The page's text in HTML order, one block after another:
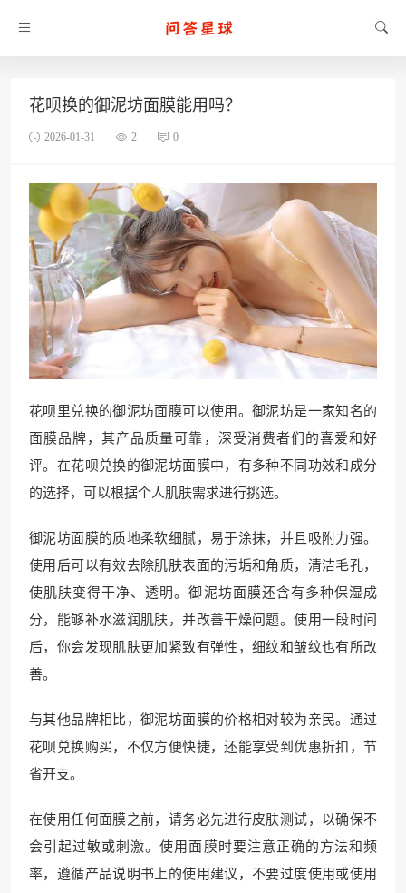
花呗换的御泥坊面膜能用吗？
2026-01-31 2 0
花呗里兑换的御泥坊面膜可以使用。御泥坊是一家知名的
面膜品牌，其产品质量可靠，深受消费者们的喜爱和好
评。在花呗兑换的御泥坊面膜中，有多种不同功效和成分
的选择，可以根据个人肌肤需求进行挑选。
御泥坊面膜的质地柔软细腻，易于涂抹，并且吸附力强。
使用后可以有效去除肌肤表面的污垢和角质，清洁毛孔，
使肌肤变得干净、透明。御泥坊面膜还含有多种保湿成
分，能够补水滋润肌肤，并改善干燥问题。使用一段时间
后，你会发现肌肤更加紧致有弹性，细纹和皱纹也有所改
善。
与其他品牌相比，御泥坊面膜的价格相对较为亲民。通过
花呗兑换购买，不仅方便快捷，还能享受到优惠折扣，节
省开支。
在使用任何面膜之前，请务必先进行皮肤测试，以确保不
会引起过敏或刺激。使用面膜时要注意正确的方法和频
率，遵循产品说明书上的使用建议，不要过度使用或使用